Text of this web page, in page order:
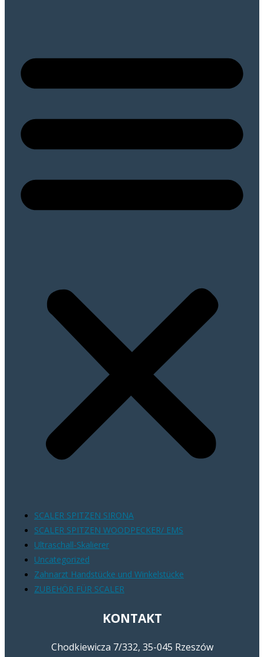
SCALER SPITZEN SIRONA
SCALER SPITZEN WOODPECKER/ EMS
Ultraschall-Skalierer
Uncategorized
Zahnarzt Handstücke und Winkelstücke
ZUBEHÖR FÜR SCALER
KONTAKT
Chodkiewicza 7/332, 35-045 Rzeszów